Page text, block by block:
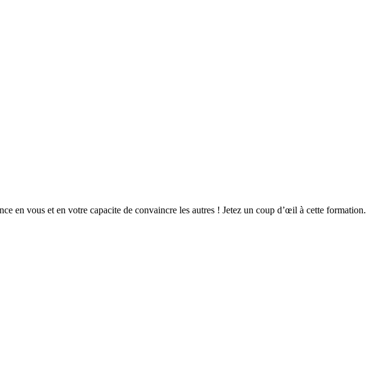
en vous et en votre capacite de convaincre les autres ! Jetez un coup d’œil à cette formation.